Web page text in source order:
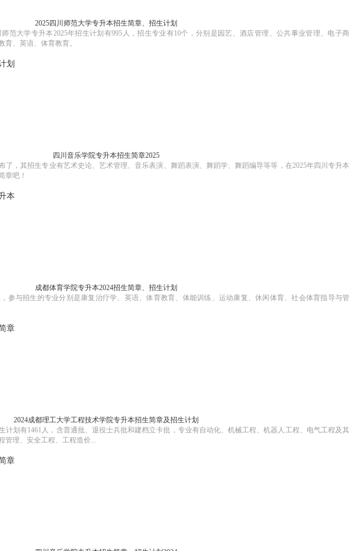
2025四川师范大学专升本招生简章、招生计划
范大学专升本2025年招生计划有995人，招生专业有10个，分别是园艺、酒店管理、公共事业管理、电子商
、英语、体育教育。
划
四川音乐学院专升本招生简章2025
了，其招生专业有艺术史论、艺术管理、音乐表演、舞蹈表演、舞蹈学、舞蹈编导等等，在2025年四川专升本
章吧！
本
成都体育学院专升本2024招生简章、招生计划
参与招生的专业分别是康复治疗学、英语、体育教育、体能训练、运动康复、休闲体育、社会体育指导与管
章
2024成都理工大学工程技术学院专升本招生简章及招生计划
计划有1461人，含普通批、退役士兵批和建档立卡批，专业有自动化、机械工程、机器人工程、电气工程及其
理、安全工程、工程造价...
章